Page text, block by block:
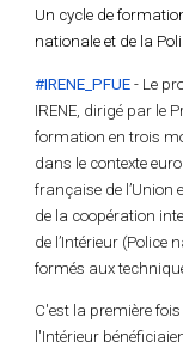
Un cycle de
nationale et de la
#IRENE_PFUE - Le
IRENE, dirigé par le
formation en trois
dans le contexte
française de l’Union
de la coopération
de l’Intérieur (Police
formés aux
C'est la première
l'Intérieur